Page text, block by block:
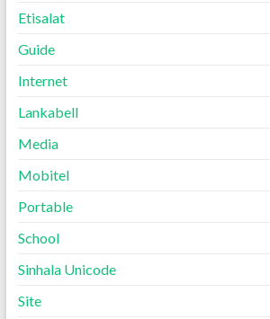
Etisalat
Guide
Internet
Lankabell
Media
Mobitel
Portable
School
Sinhala Unicode
Site